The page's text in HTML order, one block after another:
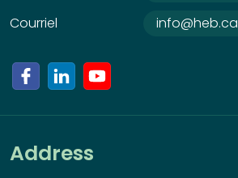
Courriel
info@heb.ca
Address